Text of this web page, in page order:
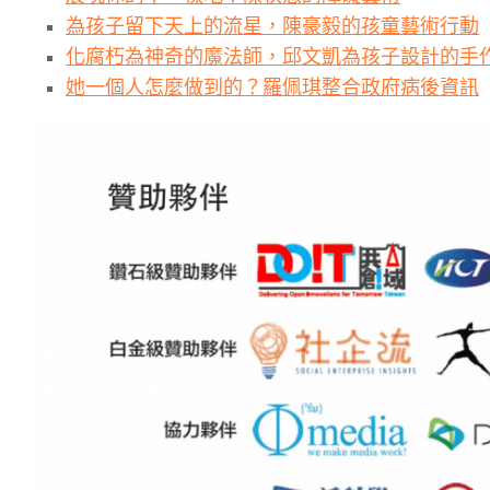
為孩子留下天上的流星，陳豪毅的孩童藝術行動
化腐朽為神奇的魔法師，邱文凱為孩子設計的手
她一個人怎麼做到的？羅佩琪整合政府病後資訊